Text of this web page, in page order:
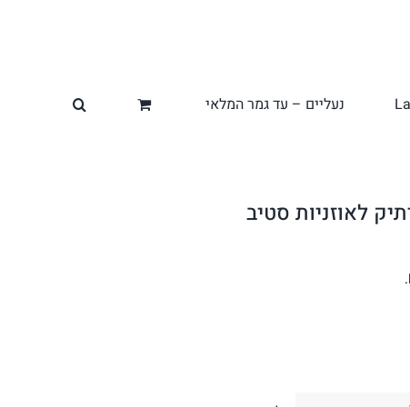
נעליים – עד גמר המלאי
לאוזניות סטיב